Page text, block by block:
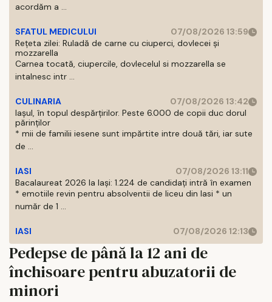
acordăm a ...
SFATUL MEDICULUI
07/08/2026 13:59
Rețeta zilei: Ruladă de carne cu ciuperci, dovlecei și
mozzarella
Carnea tocată, ciupercile, dovlecelul si mozzarella se
intalnesc intr ...
CULINARIA
07/08/2026 13:42
Iașul, în topul despărțirilor. Peste 6.000 de copii duc dorul
părinților
* mii de familii iesene sunt impărtite intre două tări, iar sute
de ...
IASI
07/08/2026 13:11
Bacalaureat 2026 la Iași: 1.224 de candidați intră în examen
* emotiile revin pentru absolventii de liceu din Iasi * un
număr de 1 ...
IASI 07/08/2026 12:13
Pedepse de până la 12 ani de
închisoare pentru abuzatorii de
minori